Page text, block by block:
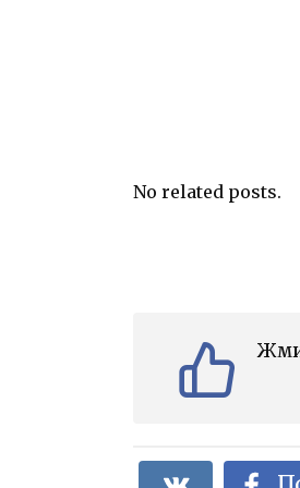
No related posts.
Жми